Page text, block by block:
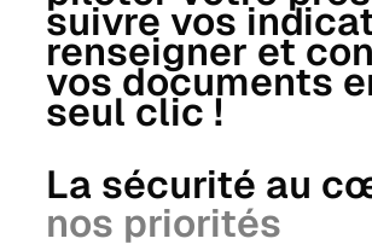
suivre vos
renseigner et
vos documents
seul clic !
La sécurité au
nos priorités